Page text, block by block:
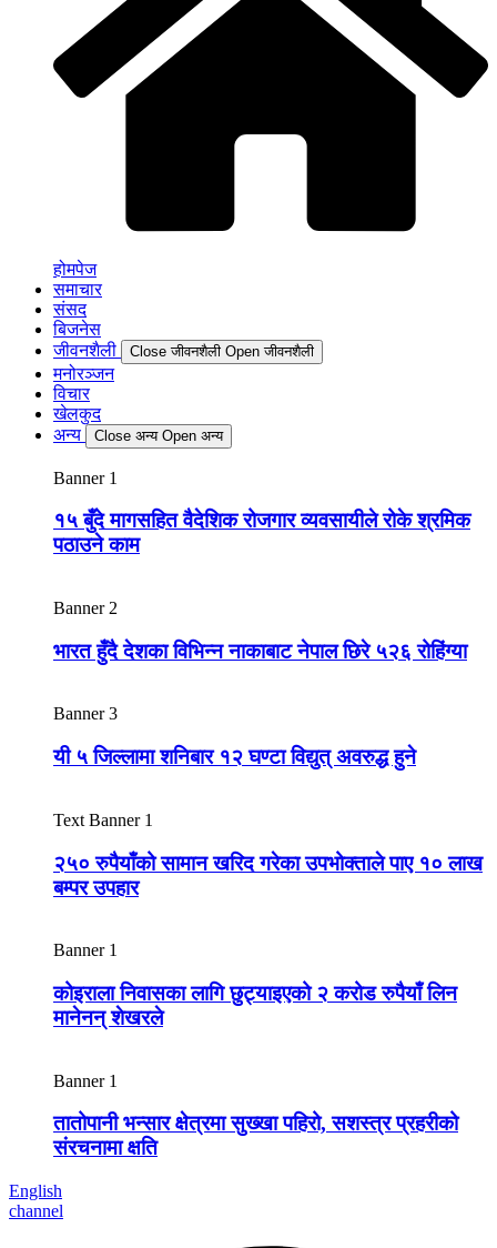
होमपेज
समाचार
संसद
बिजनेस
जीवनशैली
Close जीवनशैली Open जीवनशैली
मनोरञ्जन
विचार
खेलकुद
अन्य
Close अन्य Open अन्य
Banner 1
१५ बुँदे मागसहित वैदेशिक रोजगार व्यवसायीले रोके श्रमिक
पठाउने काम
Banner 2
भारत हुँदै देशका विभिन्न नाकाबाट नेपाल छिरे ५२६ रोहिंग्या
Banner 3
यी ५ जिल्लामा शनिबार १२ घण्टा विद्युत् अवरुद्ध हुने
Text Banner 1
२५० रुपैयाँको सामान खरिद गरेका उपभोक्ताले पाए १० लाख
बम्पर उपहार
Banner 1
कोइराला निवासका लागि छुट्याइएको २ करोड रुपैयाँ लिन
मानेनन् शेखरले
Banner 1
तातोपानी भन्सार क्षेत्रमा सुख्खा पहिरो, सशस्त्र प्रहरीको
संरचनामा क्षति
English
channel